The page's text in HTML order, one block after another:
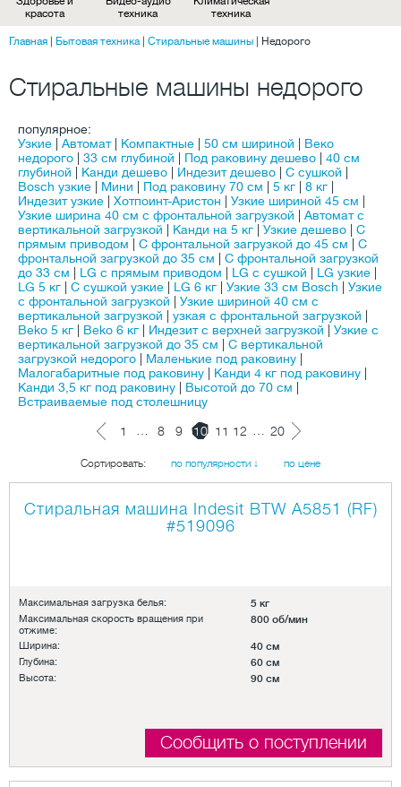
красота
техника
техника
Главная Бытовая техника| Стиральные машины Недорого
Стиральные машины недорого
популярное:
Узкие
Автомат| Компактные 50 см шириной
Веко
недорого
33 см глубиной Под раковину дешево
40 см
глубиной
Канди дешево Индезит дешево С сушкой
Bosch узкие
Мини Под раковину 70 см 5 кг 8 кг
Индезит узкие
Хотпоинт-Аристон Узкие шириной 45 см
Узкие ширина 40 см с фронтальной загрузкой
Автомат с
вертикальной загрузкой
Канди на 5 кг Узкие дешево
C
прямым приводом
С фронтальной загрузкой до 45 см
С
фронтальной загрузкой до 35 см
С фронтальной загрузкой
до 33 см
LG с прямым приводом LG с сушкой LG узкие
LG 5 кг
С сушкой узкие LG 6 кг Узкие 33 см Bosch
Узкие
с фронтальной загрузкой
Узкие шириной 40 см с
вертикальной загрузкой
узкая с фронтальной загрузкой
Beko 5 кг
Beko 6 кг Индезит с верхней загрузкой
Узкие с
вертикальной загрузкой до 35 см
С вертикальной
загрузкой недорого
Маленькие под раковину
Малогабаритные под раковину
Канди 4 кг под раковину
Канди 3,5 кг под раковину
Высотой до 70 см
Встраиваемые под столешницу
1 8 9 10 11 12 20
Сортировать: по популярности ↓ по цене
Стиральная машина Indesit BTW A5851 (RF)
#519096
Максимальная загрузка белья: 5 кг
Максимальная скорость вращения при
отжиме:
800 об/мин
Ширина: 40 см
Глубина: 60 см
Высота: 90 см
Сообщить о поступлении